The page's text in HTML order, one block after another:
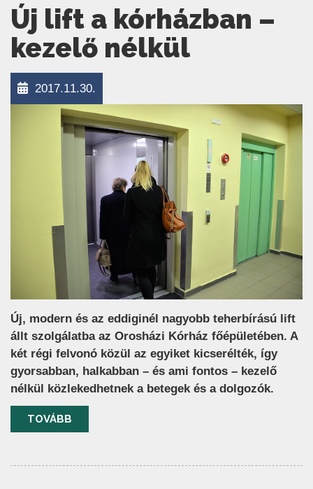
Új lift a kórházban –
kezelő nélkül
2017.11.30.
Új, modern és az eddiginél nagyobb teherbírású lift
állt szolgálatba az Orosházi Kórház főépületében. A
két régi felvonó közül az egyiket kicserélték, így
gyorsabban, halkabban – és ami fontos – kezelő
nélkül közlekedhetnek a betegek és a dolgozók.
TOVÁBB